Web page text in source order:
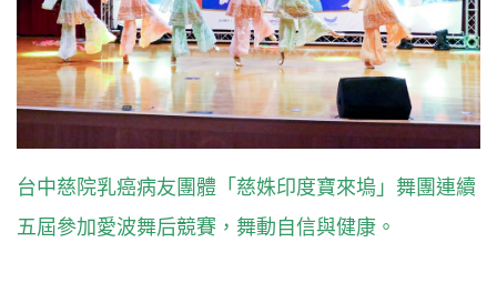
台中慈院乳癌病友團體「慈姝印度寶來塢」舞團連續
五屆參加愛波舞后競賽，舞動自信與健康。